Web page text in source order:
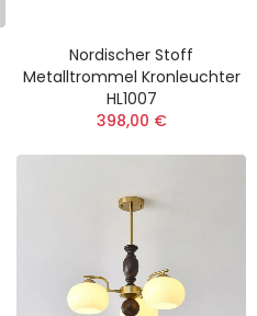
Nordischer Stoff
Metalltrommel Kronleuchter
HL1007
398,00 €